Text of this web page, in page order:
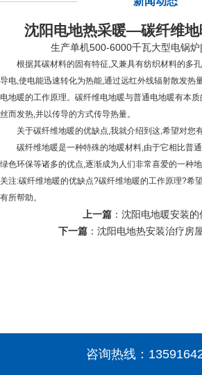
沈阳电地热采暖—碳纤维地
生产单机500-6000千瓦大型电锅
根据其碳材料的固有特征,又兼具有纺织材料的多孔
导电,使电能迅速转化为热能,通过远红外线辐射散发热
电地暖的工作原理。碳纤维电地暖与普通电地暖有本
丝而发热,并以传导的方式传导热量。
关于碳纤维地暖的优缺点,我就介绍到这,希望对您有
碳纤维地暖是一种特殊的地暖材料,由于它相比普通
绿色环保等诸多的优点,逐渐成为人们非常喜爱的一种
关注:碳纤维地暖的优缺点?碳纤维地暖的工作原理?希
有所帮助。
上一篇 ： 沈阳电地暖安装的
下一篇 ： 沈阳电地热安装治疗房
咨询热线：